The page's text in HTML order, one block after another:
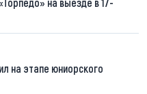
на выезде в 17-
на этапе юниорского